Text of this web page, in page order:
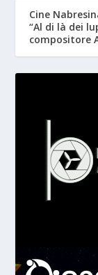
Cine
“Al di là dei
compositore